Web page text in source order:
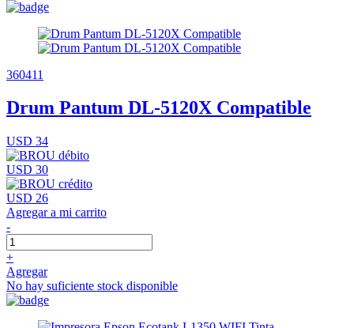
360411
Drum Pantum DL-5120X Compatible
USD 34
USD 30
USD 26
Agregar a mi carrito
-
+
Agregar
No hay suficiente stock disponible